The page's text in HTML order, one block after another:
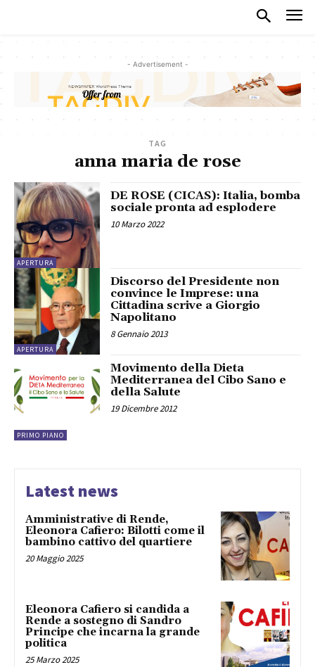
- Advertisement -
TAG
anna maria de rose
APERTURA
DE ROSE (CICAS): Italia, bomba
sociale pronta ad esplodere
10 Marzo 2022
APERTURA
Discorso del Presidente non
convince le Imprese: una
Cittadina scrive a Giorgio
Napolitano
8 Gennaio 2013
PRIMO PIANO
Movimento della Dieta
Mediterranea del Cibo Sano e
della Salute
19 Dicembre 2012
Latest news
Amministrative di Rende,
Eleonora Cafiero: Bilotti come il
bambino cattivo del quartiere
20 Maggio 2025
Eleonora Cafiero si candida a
Rende a sostegno di Sandro
Principe che incarna la grande
politica
25 Marzo 2025